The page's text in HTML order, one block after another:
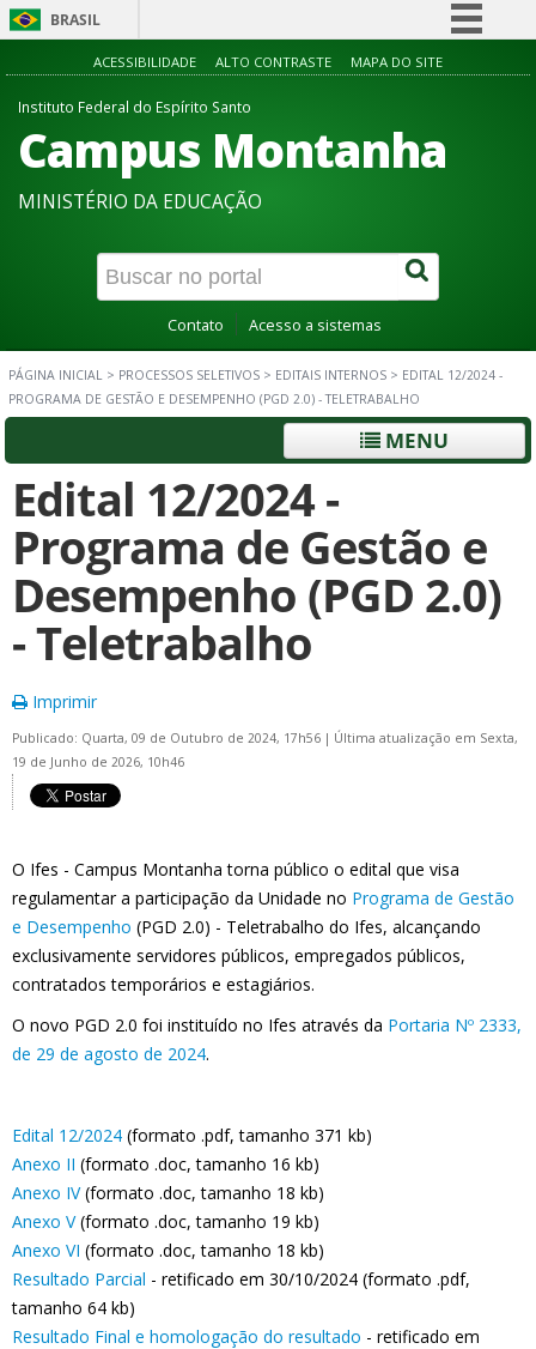
BRASIL
Simplifique!
Participe
Acesso à informação
Canais
ACESSIBILIDADE ALTO CONTRASTE MAPA DO SITE
Instituto Federal do Espírito Santo
Campus Montanha
MINISTÉRIO DA EDUCAÇÃO
Contato Acesso a sistemas
PÁGINA INICIAL > PROCESSOS SELETIVOS > EDITAIS INTERNOS > EDITAL 12/2024 -
PROGRAMA DE GESTÃO E DESEMPENHO (PGD 2.0) - TELETRABALHO
MENU
Edital 12/2024 -
Programa de Gestão e
Desempenho (PGD 2.0)
- Teletrabalho
Imprimir
Publicado: Quarta, 09 de Outubro de 2024, 17h56 | Última atualização em Sexta,
19 de Junho de 2026, 10h46
O Ifes - Campus Montanha torna público o edital que visa
regulamentar a participação da Unidade no Programa de Gestão
e Desempenho (PGD 2.0) - Teletrabalho do Ifes, alcançando
exclusivamente servidores públicos, empregados públicos,
contratados temporários e estagiários.
O novo PGD 2.0 foi instituído no Ifes através da Portaria Nº 2333,
de 29 de agosto de 2024.
Edital 12/2024 (formato .pdf, tamanho 371 kb)
Anexo II (formato .doc, tamanho 16 kb)
Anexo IV(formato .doc, tamanho 18 kb)
Anexo V(formato .doc, tamanho 19 kb)
Anexo VI (formato .doc, tamanho 18 kb)
Resultado Parcial - retificado em 30/10/2024 (formato .pdf,
tamanho 64 kb)
Resultado Final e homologação do resultado - retificado em